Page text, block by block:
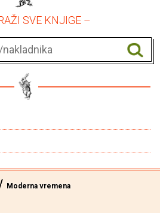
SVE KNJIGE –
Moderna vremena